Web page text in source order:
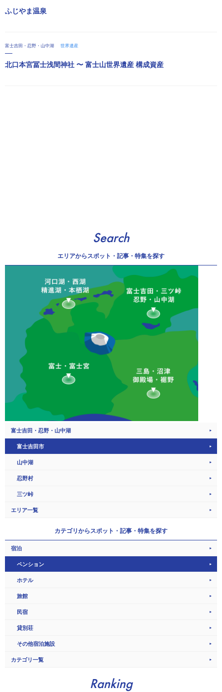
ふじやま温泉
富士吉田・忍野・山中湖 世界遺産
北口本宮冨士浅間神社 〜 富士山世界遺産 構成資産
Search
エリアから スポット・記事・特集を探す
富士吉田・忍野・山中湖
富士吉田市
山中湖
忍野村
三ツ峠
エリア一覧
カテゴリからスポット・記事・特集を探す
宿泊
ペンション
ホテル
旅館
民宿
貸別荘
その他宿泊施設
カテゴリ一覧
Ranking